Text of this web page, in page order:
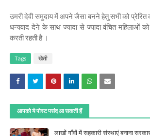
उमरी देवी समुदाय में अपने जैसा बनने हेतु सभी को प्रेरित
धन्यवाद देने के साथ ज्यादा से ज्यादा वंचित महिलाओं
करती रहती है ।
Tags खेती
आपको ये पोस्ट पसंद आ सकती हैं
लाखों गाँवों में सहकारी संस्थाएं बनाना